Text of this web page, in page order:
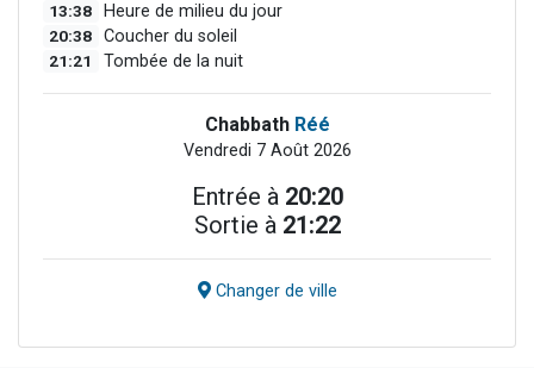
13:38 Heure de milieu du jour
20:38 Coucher du soleil
21:21 Tombée de la nuit
Chabbath Réé
Vendredi 7 Août 2026
Entrée à 20:20
Sortie à 21:22
Changer de ville